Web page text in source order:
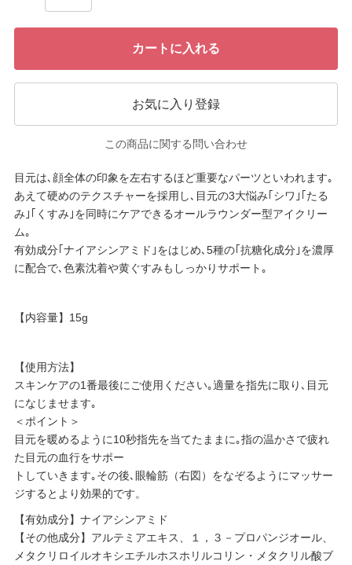
カートに入れる
お気に入り登録
この商品に関する問い合わせ
目元は､顔全体の印象を左右するほど重要なパーツといわれます｡
あえて硬めのテクスチャーを採用し､目元の3大悩み｢シワ｣｢たる
み｣｢くすみ｣を同時にケアできるオールラウンダー型アイクリー
ム｡
有効成分｢ナイアシンアミド｣をはじめ､5種の｢抗糖化成分｣を濃厚
に配合で､色素沈着や黄ぐすみもしっかりサポート｡
【内容量】15g
【使用方法】
スキンケアの1番最後にご使用ください｡適量を指先に取り､目元
になじませます｡
＜ポイント＞
目元を暖めるように10秒指先を当てたままに｡指の温かさで疲れ
た目元の血行をサポー
トしていきます｡その後､眼輪筋（右図）をなぞるようにマッサー
ジするとより効果的です。
【有効成分】ナイアシンアミド
【その他成分】アルテミアエキス、１，３－プロパンジオール、
メタクリロイルオキシエチルホスホリルコリン・メタクリル酸ブ